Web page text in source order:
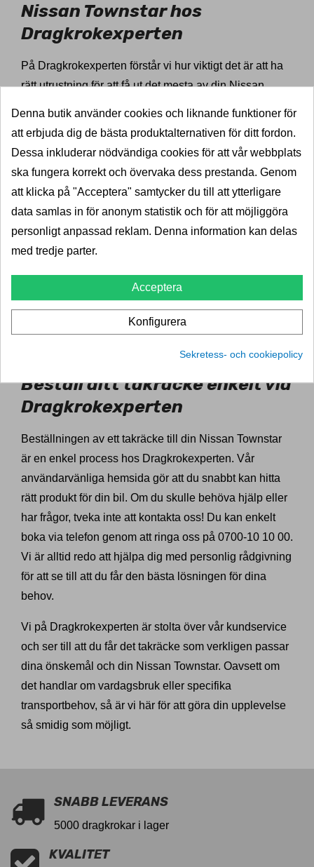
Nissan Townstar hos
Dragkrokexperten
På Dragkrokexperten förstår vi hur viktigt det är att ha
rätt utrustning för att få ut det mesta av din Nissan
Nissan Townstar har rails, integrerade takräcken eller
Att hitta rätt takräcke är enkelt och smidigt. Genom att
ange ditt registreringsnummer och välja fordonets
takutformning kan du snabbt få fram de bästa
alternativen som passar just din Nissan Townstar. Vi
erbjuder takräcken av hög kvalitet som är designade
för att klara av tuffa förhållanden och maximera
säkerheten för din last. Med ett takräcke från
Dragkrokexperten kan du känna dig trygg i att din
Beställ ditt takräcke enkelt via
Dragkrokexperten
Beställningen av ett takräcke till din Nissan Townstar
är en enkel process hos Dragkrokexperten. Vår
användarvänliga hemsida gör att du snabbt kan hitta
rätt produkt för din bil. Om du skulle behöva hjälp eller
har frågor, tveka inte att kontakta oss! Du kan enkelt
boka via telefon genom att ringa oss på 0700-10 10 00.
Vi är alltid redo att hjälpa dig med personlig rådgivning
för att se till att du får den bästa lösningen för dina
behov.
Vi på Dragkrokexperten är stolta över vår kundservice
och ser till att du får det takräcke som verkligen passar
dina önskemål och din Nissan Townstar. Oavsett om
det handlar om vardagsbruk eller specifika
transportbehov, så är vi här för att göra din upplevelse
så smidig som möjligt.
SNABB LEVERANS
5000 dragkrokar i lager
KVALITET
Denna butik använder cookies och liknande funktioner för
att erbjuda dig de bästa produktalternativen för ditt fordon.
Dessa inkluderar nödvändiga cookies för att vår webbplats
ska fungera korrekt och övervaka dess prestanda. Genom
att klicka på "Acceptera" samtycker du till att ytterligare
data samlas in för anonym statistik och för att möjliggöra
personligt anpassad reklam. Denna information kan delas
med tredje parter.
Acceptera
Konfigurera
Sekretess- och cookiepolicy